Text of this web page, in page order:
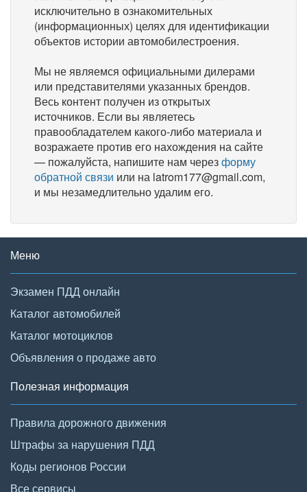
исключительно в ознакомительных
(информационных) целях для идентификации
объектов истории автомобилестроения.
Мы не являемся официальными дилерами
или представителями указанных брендов.
Весь контент получен из открытых
источников. Если вы являетесь
правообладателем какого-либо материала и
возражаете против его нахождения на сайте
— пожалуйста, напишите нам черезформу
обратной связи или на latrom177@gmail.com,
и мы незамедлительно удалим его.
Меню
Экзамен ПДД онлайн
Каталог автомобилей
Каталог мотоциклов
Объявления о продаже авто
Полезная информация
Правила дорожного движения
Штрафы за нарушения ПДД
Коды регионов России
Все сервисы